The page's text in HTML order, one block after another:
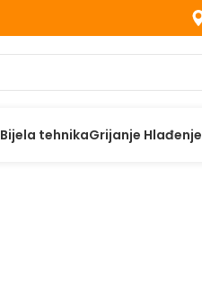
Bijela tehnikaGrijanje Hlađenje